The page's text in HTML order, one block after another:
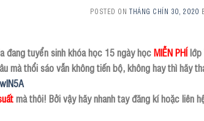
POSTED ON THÁNG CHÍN 30, 2020
đang tuyển sinh khóa học 15 ngày họcMIỄN PHÍlớp
mà thổi sáo vẫn không tiến bộ, không hay thì hãy
mà thôi! Bởi vậy hãy nhanh tay đăng kí hoặc liên